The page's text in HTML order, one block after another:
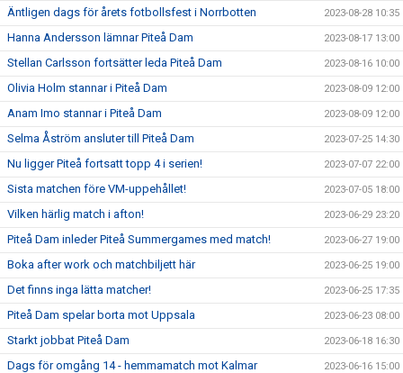
Äntligen dags för årets fotbollsfest i Norrbotten 2023-08-28 10:35
Hanna Andersson lämnar Piteå Dam 2023-08-17 13:00
Stellan Carlsson fortsätter leda Piteå Dam 2023-08-16 10:00
Olivia Holm stannar i Piteå Dam 2023-08-09 12:00
Anam Imo stannar i Piteå Dam 2023-08-09 12:00
Selma Åström ansluter till Piteå Dam 2023-07-25 14:30
Nu ligger Piteå fortsatt topp 4 i serien! 2023-07-07 22:00
Sista matchen före VM-uppehållet! 2023-07-05 18:00
Vilken härlig match i afton! 2023-06-29 23:20
Piteå Dam inleder Piteå Summergames med match! 2023-06-27 19:00
Boka after work och matchbiljett här 2023-06-25 19:00
Det finns inga lätta matcher! 2023-06-25 17:35
Piteå Dam spelar borta mot Uppsala 2023-06-23 08:00
Starkt jobbat Piteå Dam 2023-06-18 16:30
Dags för omgång 14 - hemmamatch mot Kalmar 2023-06-16 15:00